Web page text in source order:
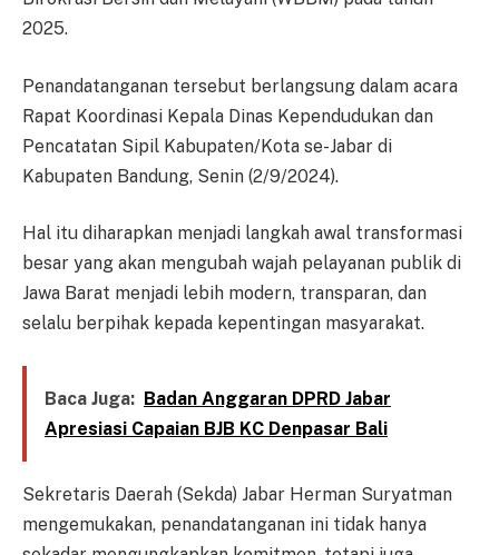
2025.
Penandatanganan tersebut berlangsung dalam acara
Rapat Koordinasi Kepala Dinas Kependudukan dan
Pencatatan Sipil Kabupaten/Kota se-Jabar di
Kabupaten Bandung, Senin (2/9/2024).
Hal itu diharapkan menjadi langkah awal transformasi
besar yang akan mengubah wajah pelayanan publik di
Jawa Barat menjadi lebih modern, transparan, dan
selalu berpihak kepada kepentingan masyarakat.
Baca Juga: Badan Anggaran DPRD Jabar
Apresiasi Capaian BJB KC Denpasar Bali
Sekretaris Daerah (Sekda) Jabar Herman Suryatman
mengemukakan, penandatanganan ini tidak hanya